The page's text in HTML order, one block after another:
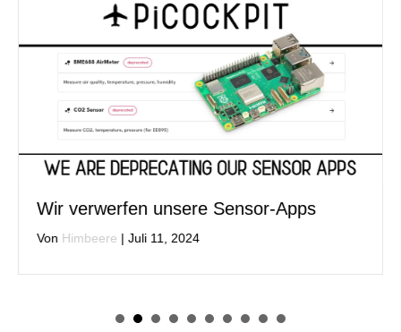
Wir verwerfen unsere Sensor-Apps
Von Himbeere | Juli 11, 2024